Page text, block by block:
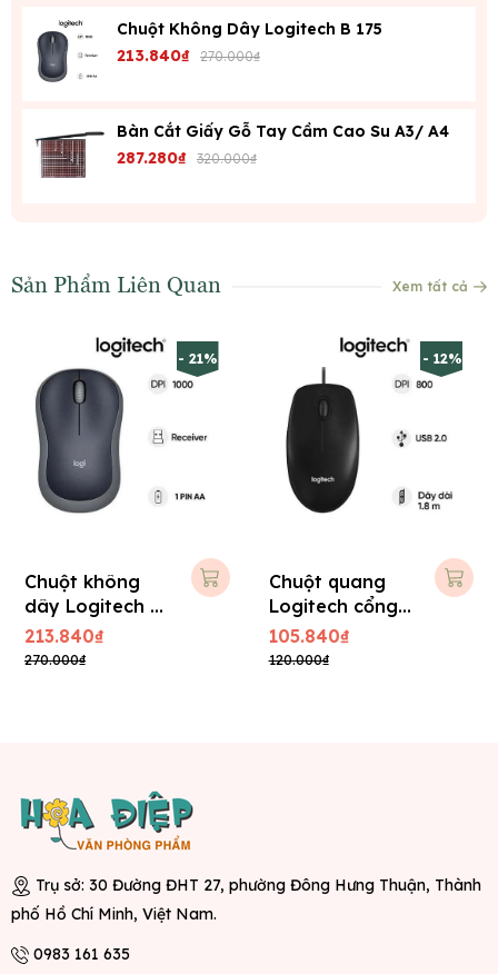
Chuột Không Dây Logitech B 175
213.840₫ 270.000₫
Bàn Cắt Giấy Gỗ Tay Cầm Cao Su A3/ A4
287.280₫ 320.000₫
Sản Phẩm Liên Quan Xem tất cả
- 21%
Chuột không
dây Logitech B
175
213.840₫
270.000₫
- 12%
Chuột quang
Logitech cổng
USB, B100
105.840₫
120.000₫
Trụ sở: 30 Đường ĐHT 27, phường Đông Hưng Thuận, Thành
phố Hồ Chí Minh, Việt Nam.
0983 161 635